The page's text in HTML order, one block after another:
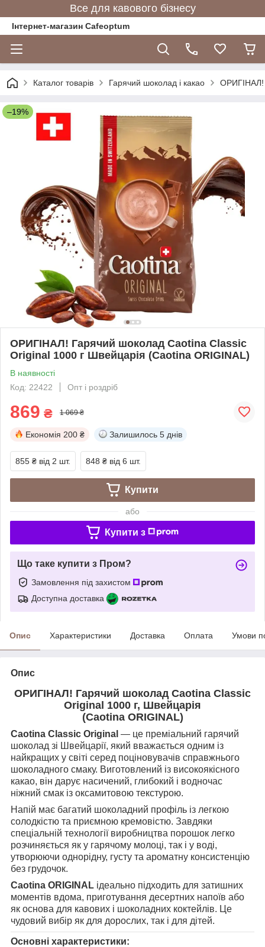
Все для кавового бізнесу
Інтернет-магазин Cafeoptum
Каталог товарів Гарячий шоколад і какао ОРИГІНАЛ!
–19%
ОРИГІНАЛ! Гарячий шоколад Caotina Classic
Original 1000 г Швейцарія (Caotina ORIGINAL)
В наявності
Код: 22422
Опт і роздріб
869 ₴ 1 069 ₴
Економія 200 ₴ Залишилось 5 днів
855 ₴ від 2 шт. 848 ₴ від 6 шт.
Купити
або
Купити з
Що таке купити з Пром?
Замовлення під захистом
Доступна доставка
Опис Характеристики Доставка Оплата Умови
Опис
ОРИГІНАЛ! Гарячий шоколад Caotina Classic
Original 1000 г, Швейцарія
(Caotina ORIGINAL)
Caotina Classic Original — це преміальний гарячий
шоколад зі Швейцарії, який вважається одним із
найкращих у світі серед поціновувачів справжнього
шоколадного смаку. Виготовлений із високоякісного
какао, він дарує насичений, глибокий і водночас
ніжний смак із оксамитовою текстурою.
Напій має багатий шоколадний профіль із легкою
солодкістю та приємною кремовістю. Завдяки
спеціальній технології виробництва порошок легко
розчиняється як у гарячому молоці, так і у воді,
утворюючи однорідну, густу та ароматну консистенцію
без грудочок.
Caotina ORIGINAL ідеально підходить для затишних
моментів вдома, приготування десертних напоїв або
як основа для кавових і шоколадних коктейлів. Це
чудовий вибір як для дорослих, так і для дітей.
Основні характеристики: